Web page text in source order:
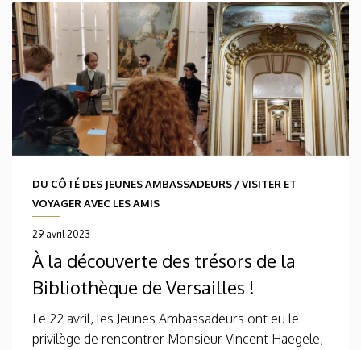
DU CÔTÉ DES JEUNES AMBASSADEURS /VISITER ET
VOYAGER AVEC LES AMIS
29 avril 2023
À la découverte des trésors de la
Bibliothèque de Versailles !
Le 22 avril, les Jeunes Ambassadeurs ont eu le
privilège de rencontrer Monsieur Vincent Haegele,